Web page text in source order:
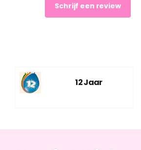
Schrijf een review
12 Jaar